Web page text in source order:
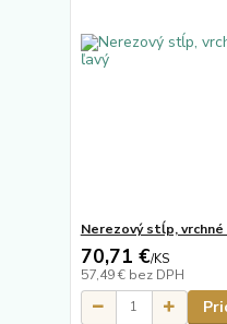
Nerezový stĺp,
70,71 €/KS
57,49 € bez DPH